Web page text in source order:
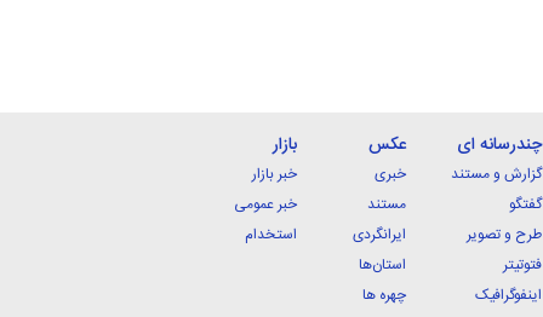
چندرسانه ای
گزارش و مستند
گفتگو
طرح و تصویر
فتوتیتر
اینفوگرافیک
عکس
خبری
مستند
ایرانگردی
استان‌ها
چهره ها
بازار
خبر بازار
خبر عمومی
استخدام